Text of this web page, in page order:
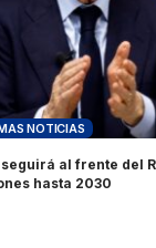
NOTICIAS
al frente del
hasta 2030